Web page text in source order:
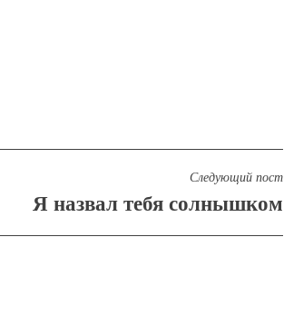
Следующий пост
Я назвал тебя солнышком